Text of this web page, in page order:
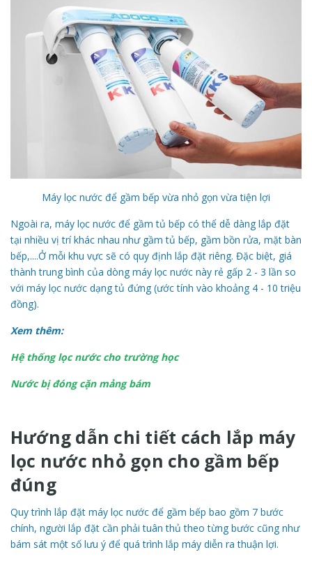
Máy lọc nước để gầm bếp vừa nhỏ gọn vừa tiện lợi
Ngoài ra, máy lọc nước để gầm tủ bếp có thể dễ dàng lắp đặt
tại nhiều vị trí khác nhau như gầm tủ bếp, gầm bồn rửa, mặt bàn
bếp,....Ở mỗi khu vực sẽ có quy định lắp đặt riêng. Đặc biệt, giá
thành trung bình của dòng máy lọc nước này rẻ gấp 2 - 3 lần so
với máy lọc nước dạng tủ đứng (ước tính vào khoảng 4 - 10 triệu
đồng).
Xem thêm:
Hệ thống lọc nước cho trường học
Nước bị đóng cặn mảng bám
Hướng dẫn chi tiết cách lắp máy
lọc nước nhỏ gọn cho gầm bếp
đúng
Quy trình lắp đặt máy lọc nước để gầm bếp bao gồm 7 bước
chính, người lắp đặt cần phải tuân thủ theo từng bước cũng như
bám sát một số lưu ý để quá trình lắp máy diễn ra thuận lợi.